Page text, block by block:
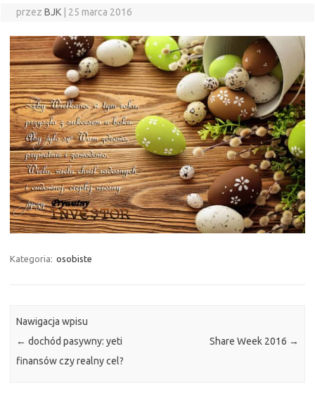
przez BJK 25 marca 2016
Kategoria: osobiste
Nawigacja wpisu
← dochód pasywny: yeti
finansów czy realny cel?
Share Week 2016 →